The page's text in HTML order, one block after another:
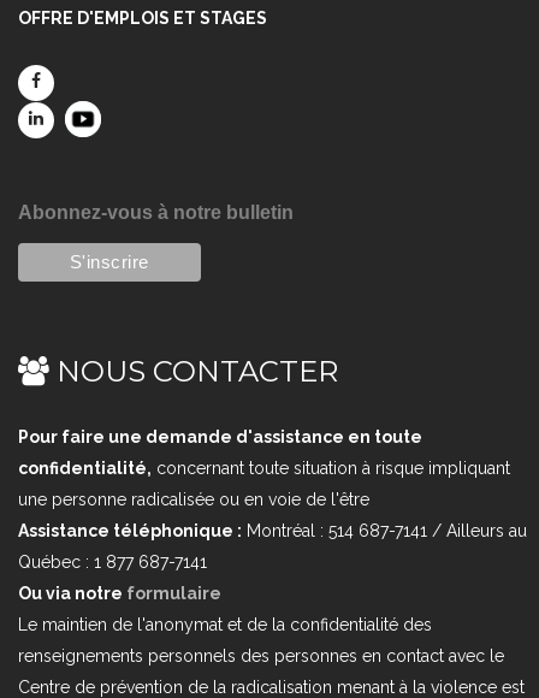
OFFRE D'EMPLOIS ET STAGES
Abonnez-vous à notre bulletin
NOUS CONTACTER
Pour faire une demande d'assistance en toute
confidentialité, concernant toute situation à risque impliquant
une personne radicalisée ou en voie de l'être
Assistance téléphonique : Montréal : 514 687-7141 / Ailleurs au
Québec : 1 877 687-7141
Ou via notre formulaire
Le maintien de l'anonymat et de la confidentialité des
renseignements personnels des personnes en contact avec le
Centre de prévention de la radicalisation menant à la violence est